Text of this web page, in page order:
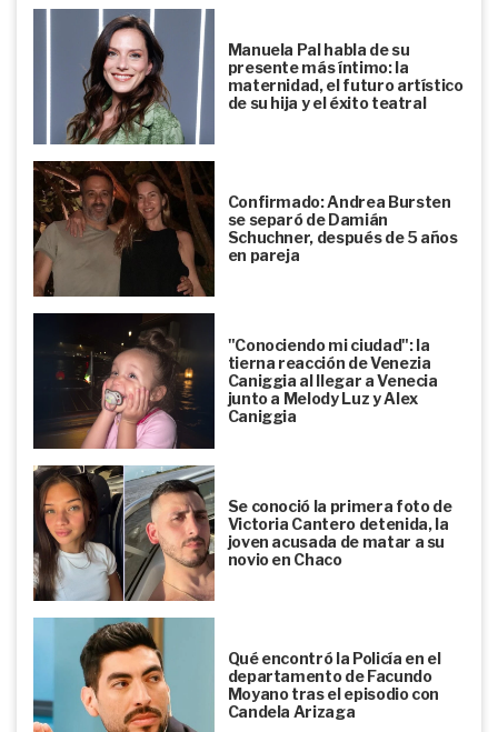
Manuela Pal habla de su
presente más íntimo: la
maternidad, el futuro artístico
de su hija y el éxito teatral
Confirmado: Andrea Bursten
se separó de Damián
Schuchner, después de 5 años
en pareja
"Conociendo mi ciudad": la
tierna reacción de Venezia
Caniggia al llegar a Venecia
junto a Melody Luz y Alex
Caniggia
Se conoció la primera foto de
Victoria Cantero detenida, la
joven acusada de matar a su
novio en Chaco
Qué encontró la Policía en el
departamento de Facundo
Moyano tras el episodio con
Candela Arizaga